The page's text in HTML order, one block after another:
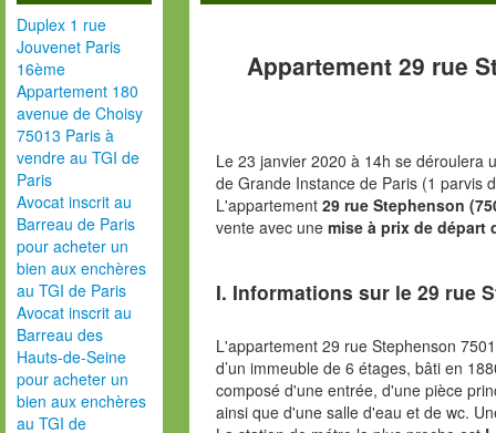
Duplex 1 rue
Jouvenet Paris
16ème
Appartement 180
avenue de Choisy
75013 Paris à
vendre au TGI de
Paris
Avocat inscrit au
Barreau de Paris
pour acheter un
bien aux enchères
au TGI de Paris
Avocat inscrit au
Barreau des
Hauts-de-Seine
pour acheter un
bien aux enchères
au TGI de
Appartement 29 rue
Le 23 janvier 2020 à 14h se déroulera
de Grande Instance de Paris (1 parvis
L'appartement 29 rue Stephenson
vente avec une mise à prix de départ
I. Informations sur le 29 rue
L'appartement 29 rue Stephenson
d’un immeuble de 6 étages, bâti en
composé d'une entrée, d'une pièce
ainsi que d'une salle d'eau et de wc.